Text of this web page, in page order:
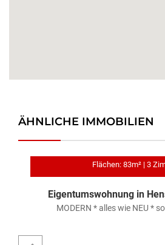
ÄHNLICHE IMMOBILIEN
Flächen: 83m² | 3
Eigentumswohnung in
MODERN * alles wie NEU *